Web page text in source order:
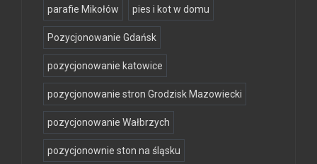
parafie Mikołów pies i kot w domu
Pozycjonowanie Gdańsk
pozycjonowanie katowice
pozycjonowanie stron Grodzisk Mazowiecki
pozycjonowanie Wałbrzych
pozycjonownie ston na śląsku